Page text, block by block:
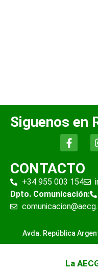
Siguenos en
CONTACTO
+34 955 003 154
Dpto. Comunicación:
Avda. República
La